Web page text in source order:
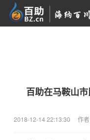
百助在马鞍山
2018-12-14 22:13:30 作